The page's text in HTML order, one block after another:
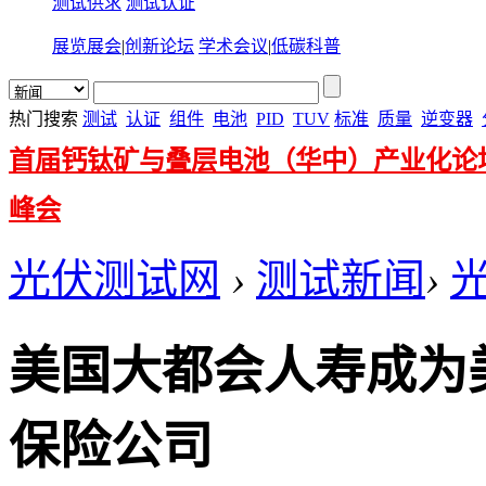
展览展会|创新论坛 学术会议|低碳科普
热门搜索 测试 认证 组件 电池 PID TUV 标准 质量 逆变器
首届钙钛矿与叠层电池（华中）产业化论
峰会
光伏测试网 › 测试新闻›
美国大都会人寿成
保险公司